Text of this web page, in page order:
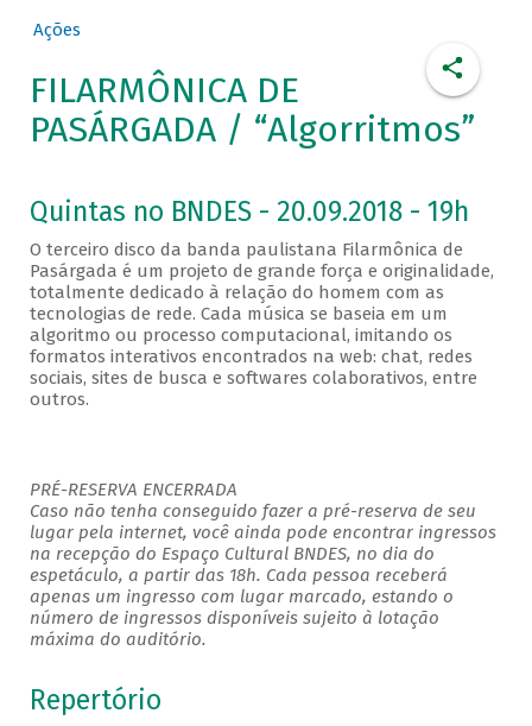
Ações
FILARMÔNICA DE
PASÁRGADA / “Algorritmos”
Quintas no BNDES - 20.09.2018 - 19h
O terceiro disco da banda paulistana Filarmônica de
Pasárgada é um projeto de grande força e originalidade,
totalmente dedicado à relação do homem com as
tecnologias de rede. Cada música se baseia em um
algoritmo ou processo computacional, imitando os
formatos interativos encontrados na web: chat, redes
sociais, sites de busca e softwares colaborativos, entre
outros.
PRÉ-RESERVA ENCERRADA
Caso não tenha conseguido fazer a pré-reserva de seu
lugar pela internet, você ainda pode encontrar ingressos
na recepção do Espaço Cultural BNDES, no dia do
espetáculo, a partir das 18h. Cada pessoa receberá
apenas um ingresso com lugar marcado, estando o
número de ingressos disponíveis sujeito à lotação
máxima do auditório.
Repertório